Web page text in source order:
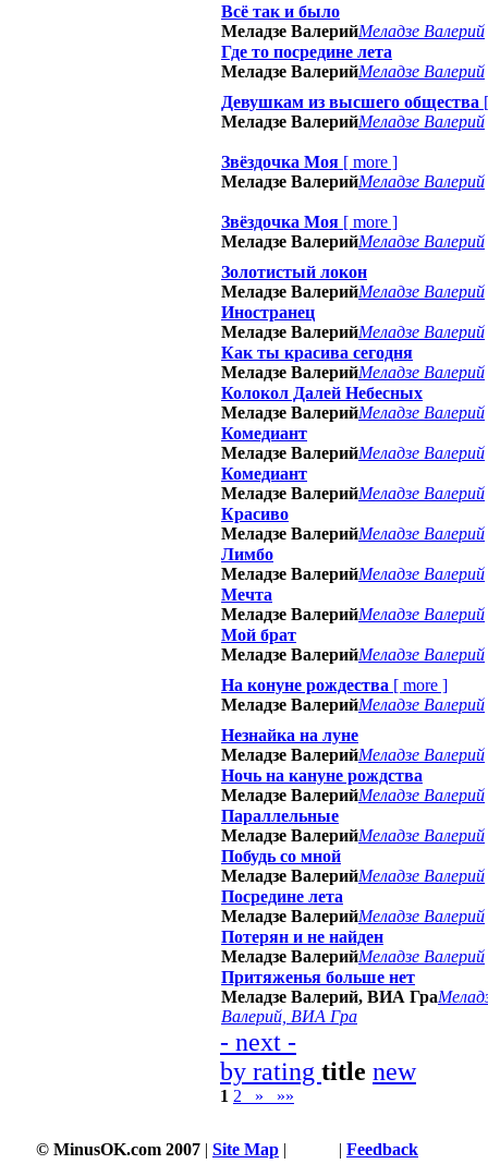
Всё так и было
Меладзе ВалерийМеладзе Валерий
Где то посредине лета
Меладзе ВалерийМеладзе Валерий
Девушкам из высшего общества
Меладзе ВалерийМеладзе Валерий
Звёздочка Моя [ more ]
Меладзе ВалерийМеладзе Валерий
Звёздочка Моя [ more ]
Меладзе ВалерийМеладзе Валерий
Золотистый локон
Меладзе ВалерийМеладзе Валерий
Иностранец
Меладзе ВалерийМеладзе Валерий
Как ты красива сегодня
Меладзе ВалерийМеладзе Валерий
Колокол Далей Небесных
Меладзе ВалерийМеладзе Валерий
Комедиант
Меладзе ВалерийМеладзе Валерий
Комедиант
Меладзе ВалерийМеладзе Валерий
Красиво
Меладзе ВалерийМеладзе Валерий
Лимбо
Меладзе ВалерийМеладзе Валерий
Мечта
Меладзе ВалерийМеладзе Валерий
Мой брат
Меладзе ВалерийМеладзе Валерий
На конуне рождества [ more ]
Меладзе ВалерийМеладзе Валерий
Незнайка на луне
Меладзе ВалерийМеладзе Валерий
Ночь на кануне рождства
Меладзе ВалерийМеладзе Валерий
Параллельные
Меладзе ВалерийМеладзе Валерий
Побудь со мной
Меладзе ВалерийМеладзе Валерий
Посредине лета
Меладзе ВалерийМеладзе Валерий
Потерян и не найден
Меладзе ВалерийМеладзе Валерий
Притяженья больше нет
Меладзе Валерий, ВИА Гра
Валерий, ВИА Гра
- next -
by rating title new
1 2 » »»
© MinusOK.com 2007 | Site Map | | Feedback